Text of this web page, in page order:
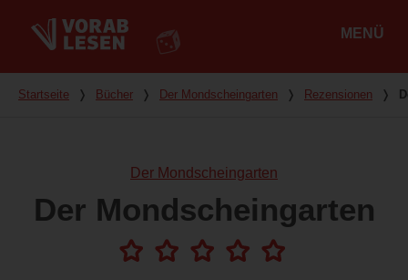
MENÜ
Du bist hier
Startseite ❭ Bücher ❭ Der Mondscheingarten ❭ Rezensionen ❭
Der Mondscheingarten
Der Mondscheingarten